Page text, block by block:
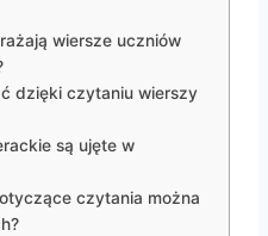
wiersze uczniów
dzięki czytaniu wierszy
są ujęte w
czytania można